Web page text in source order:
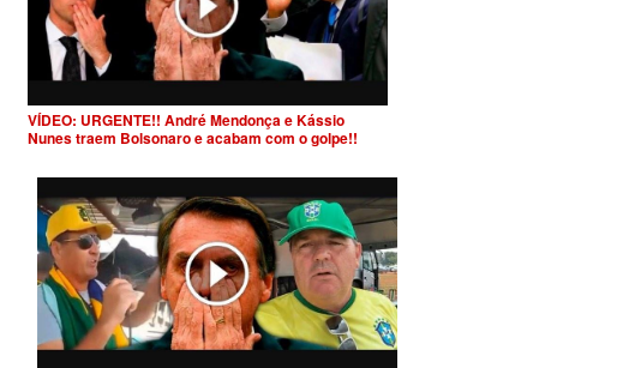
VÍDEO: URGENTE!! André Mendonça e Kássio
Nunes traem Bolsonaro e acabam com o golpe!!